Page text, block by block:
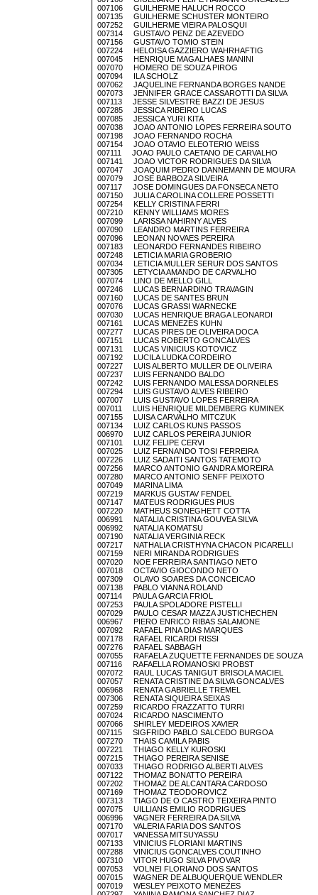
007106 GUILHERME HALUCH ROCCO
007135 GUILHERME SCHUSTER MONTEIRO
007252 GUILHERME VIEIRA PALOSQUI
007314 GUSTAVO PENZ DE AZEVEDO
007156 GUSTAVO TOMIO STEIN
007224 HELOISA GAZZIERO WAHRHAFTIG
007045 HENRIQUE MAGALHAES MANINI
007070 HOMERO DE SOUZA PIROG
007094 ILA SCHOLZ
007062 JAQUELINE FERNANDA BORGES NANDE
007073 JENNIFER GRACE CASSAROTTI DA SILVA
007113 JESSE SILVESTRE BAZZI DE JESUS
007285 JESSICA RIBEIRO LUCAS
007085 JESSICA YURI KITA
007038 JOAO ANTONIO LOPES FERREIRA SOUTO
007198 JOAO FERNANDO ROCHA
007154 JOAO OTAVIO ELEOTERIO WEISS
007111 JOAO PAULO CAETANO DE CARVALHO
007141 JOAO VICTOR RODRIGUES DA SILVA
007047 JOAQUIM PEDRO DANNEMANN DE MOURA
007079 JOSE BARBOZA SILVEIRA
007117 JOSE DOMINGUES DA FONSECA NETO
007150 JULIA CAROLINA COLLERE POSSETTI
007254 KELLY CRISTINA FERRI
007210 KENNY WILLIAMS MORES
007099 LARISSA NAHIRNY ALVES
007090 LEANDRO MARTINS FERREIRA
007096 LEONAN NOVAES PEREIRA
007183 LEONARDO FERNANDES RIBEIRO
007248 LETICIA MARIA GROBERIO
007034 LETICIA MULLER SERUR DOS SANTOS
007305 LETYCIA AMANDO DE CARVALHO
007074 LINO DE MELLO GILL
007246 LUCAS BERNARDINO TRAVAGIN
007160 LUCAS DE SANTES BRUN
007076 LUCAS GRASSI WARNECKE
007030 LUCAS HENRIQUE BRAGA LEONARDI
007161 LUCAS MENEZES KUHN
007277 LUCAS PIRES DE OLIVEIRA DOCA
007151 LUCAS ROBERTO GONCALVES
007131 LUCAS VINICIUS KOTOVICZ
007192 LUCILA LUDKA CORDEIRO
007227 LUIS ALBERTO MULLER DE OLIVEIRA
007237 LUIS FERNANDO BALDO
007242 LUIS FERNANDO MALESSA DORNELES
007294 LUIS GUSTAVO ALVES RIBEIRO
007007 LUIS GUSTAVO LOPES FERREIRA
007011 LUIS HENRIQUE MILDEMBERG KUMINEK
007155 LUISA CARVALHO MITCZUK
007134 LUIZ CARLOS KUNS PASSOS
006970 LUIZ CARLOS PEREIRA JUNIOR
007101 LUIZ FELIPE CERVI
007025 LUIZ FERNANDO TOSI FERREIRA
007226 LUIZ SADAITI SANTOS TATEMOTO
007256 MARCO ANTONIO GANDRA MOREIRA
007280 MARCO ANTONIO SENFF PEIXOTO
007049 MARINA LIMA
007219 MARKUS GUSTAV FENDEL
007147 MATEUS RODRIGUES PIUS
007220 MATHEUS SONEGHETT COTTA
006991 NATALIA CRISTINA GOUVEA SILVA
006992 NATALIA KOMATSU
007190 NATALIA VERGINIA RECK
007217 NATHALIA CRISTHYNA CHACON PICARELLI
007159 NERI MIRANDA RODRIGUES
007020 NOE FERREIRA SANTIAGO NETO
007018 OCTAVIO GIOCONDO NETO
007309 OLAVO SOARES DA CONCEICAO
007138 PABLO VIANNA ROLAND
007114 PAULA GARCIA FRIOL
007253 PAULA SPOLADORE PISTELLI
007029 PAULO CESAR MAZZA JUSTICHECHEN
006967 PIERO ENRICO RIBAS SALAMONE
007092 RAFAEL PINA DIAS MARQUES
007178 RAFAEL RICARDI RISSI
007276 RAFAEL SABBAGH
007055 RAFAELA ZUQUETTE FERNANDES DE SOUZA
007116 RAFAELLA ROMANOSKI PROBST
007072 RAUL LUCAS TANIGUT BRISOLA MACIEL
007057 RENATA CRISTINE DA SILVA GONCALVES
006968 RENATA GABRIELLE TREMEL
007306 RENATA SIQUEIRA SEIXAS
007259 RICARDO FRAZZATTO TURRI
007024 RICARDO NASCIMENTO
007066 SHIRLEY MEDEIROS XAVIER
007115 SIGFRIDO PABLO SALCEDO BURGOA
007270 THAIS CAMILA PABIS
007221 THIAGO KELLY KUROSKI
007215 THIAGO PEREIRA SENISE
007033 THIAGO RODRIGO ALBERTI ALVES
007122 THOMAZ BONATTO PEREIRA
007202 THOMAZ DE ALCANTARA CARDOSO
007169 THOMAZ TEODOROVICZ
007313 TIAGO DE O CASTRO TEIXEIRA PINTO
007075 UILLIANS EMILIO RODRIGUES
006996 VAGNER FERREIRA DA SILVA
007170 VALERIA FARIA DOS SANTOS
007017 VANESSA MITSUYASSU
007133 VINICIUS FLORIANI MARTINS
007288 VINICIUS GONCALVES COUTINHO
007310 VITOR HUGO SILVA PIVOVAR
007053 VOLNEI FLORIANO DOS SANTOS
007015 WAGNER DE ALBUQUERQUE WENDLER
007019 WESLEY PEIXOTO MENEZES